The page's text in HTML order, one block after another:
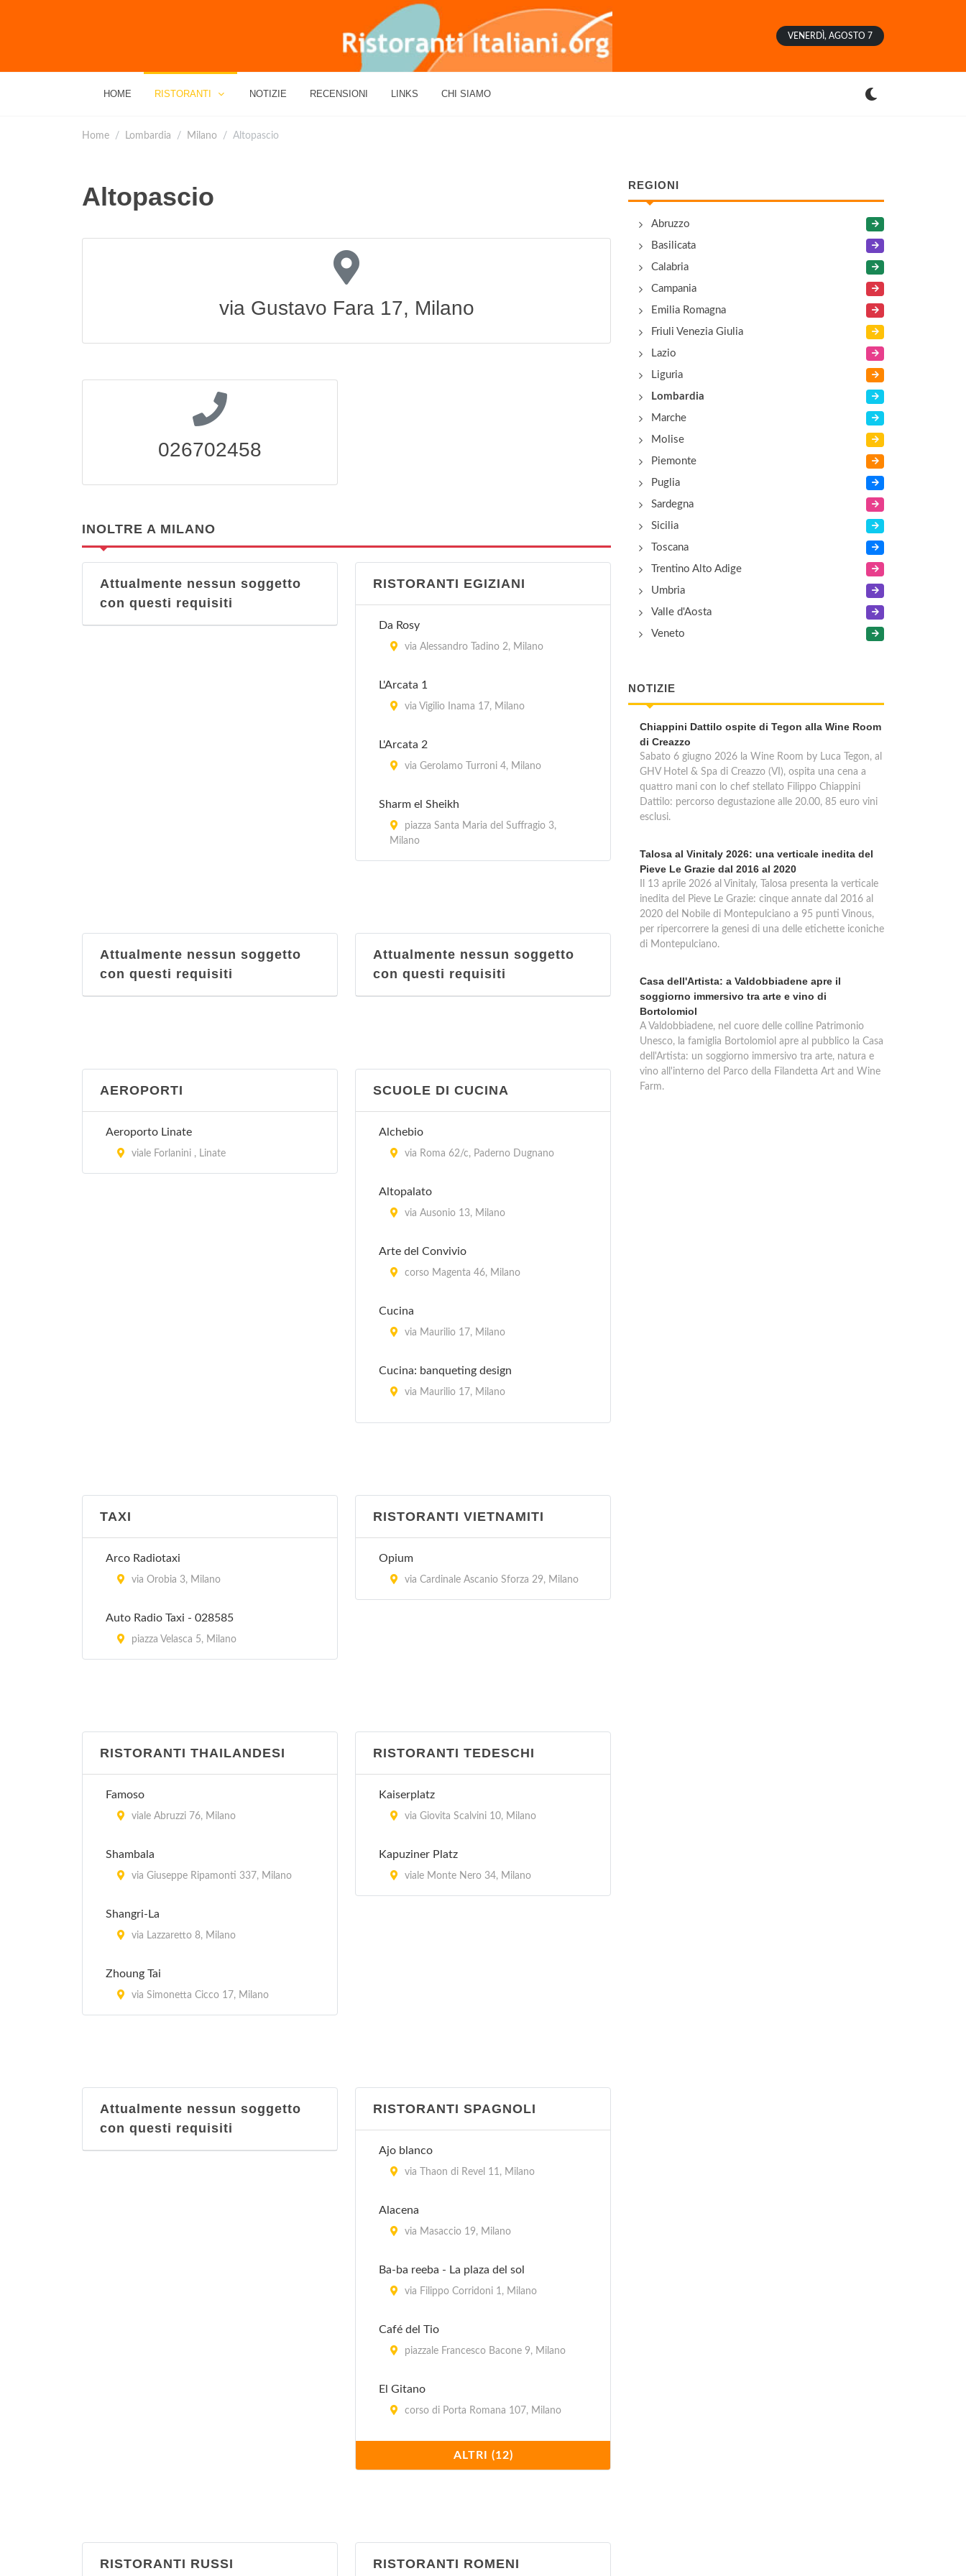
VENERDÌ, AGOSTO 7
HOME RISTORANTI NOTIZIE RECENSIONI LINKS CHI SIAMO
Home Lombardia Milano Altopascio
Altopascio
via Gustavo Fara 17, Milano
026702458
INOLTRE A MILANO
Attualmente nessun soggetto
con questi requisiti
RISTORANTI EGIZIANI
Da Rosy
via Alessandro Tadino 2, Milano
L'Arcata 1
via Vigilio Inama 17, Milano
L'Arcata 2
via Gerolamo Turroni 4, Milano
Sharm el Sheikh
piazza Santa Maria del Suffragio 3,
Milano
Attualmente nessun soggetto
con questi requisiti
Attualmente nessun soggetto
con questi requisiti
AEROPORTI
Aeroporto Linate
viale Forlanini , Linate
SCUOLE DI CUCINA
Alchebio
via Roma 62/c, Paderno Dugnano
Altopalato
via Ausonio 13, Milano
Arte del Convivio
corso Magenta 46, Milano
Cucina
via Maurilio 17, Milano
Cucina: banqueting design
via Maurilio 17, Milano
via Carlo Farini 70, Milano
TAXI
Arco Radiotaxi
via Orobia 3, Milano
Auto Radio Taxi - 028585
piazza Velasca 5, Milano
RISTORANTI VIETNAMITI
Opium
via Cardinale Ascanio Sforza 29, Milano
RISTORANTI THAILANDESI
Famoso
viale Abruzzi 76, Milano
Shambala
via Giuseppe Ripamonti 337, Milano
Shangri-La
via Lazzaretto 8, Milano
Zhoung Tai
via Simonetta Cicco 17, Milano
RISTORANTI TEDESCHI
Kaiserplatz
via Giovita Scalvini 10, Milano
Kapuziner Platz
viale Monte Nero 34, Milano
Attualmente nessun soggetto
con questi requisiti
RISTORANTI SPAGNOLI
Ajo blanco
via Thaon di Revel 11, Milano
Alacena
via Masaccio 19, Milano
Ba-ba reeba - La plaza del sol
via Filippo Corridoni 1, Milano
Café del Tio
piazzale Francesco Bacone 9, Milano
El Gitano
corso di Porta Romana 107, Milano
via Ruggero Bonghi 12, Milano
Moretti) 32, Milano
ALTRI (12)
RISTORANTI RUSSI RISTORANTI ROMENI
REGIONI
Abruzzo
Basilicata
Calabria
Campania
Emilia Romagna
Friuli Venezia Giulia
Lazio
Liguria
Lombardia
Marche
Molise
Piemonte
Puglia
Sardegna
Sicilia
Toscana
Trentino Alto Adige
Umbria
Valle d'Aosta
Veneto
NOTIZIE
Chiappini Dattilo ospite di Tegon alla Wine Room
di Creazzo
Sabato 6 giugno 2026 la Wine Room by Luca Tegon, al
GHV Hotel & Spa di Creazzo (VI), ospita una cena a
quattro mani con lo chef stellato Filippo Chiappini
Dattilo: percorso degustazione alle 20.00, 85 euro vini
esclusi.
Talosa al Vinitaly 2026: una verticale inedita del
Pieve Le Grazie dal 2016 al 2020
Il 13 aprile 2026 al Vinitaly, Talosa presenta la verticale
inedita del Pieve Le Grazie: cinque annate dal 2016 al
2020 del Nobile di Montepulciano a 95 punti Vinous,
per ripercorrere la genesi di una delle etichette iconiche
di Montepulciano.
Casa dell'Artista: a Valdobbiadene apre il
soggiorno immersivo tra arte e vino di
Bortolomiol
A Valdobbiadene, nel cuore delle colline Patrimonio
Unesco, la famiglia Bortolomiol apre al pubblico la Casa
dell'Artista: un soggiorno immersivo tra arte, natura e
vino all'interno del Parco della Filandetta Art and Wine
Farm.